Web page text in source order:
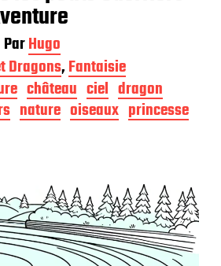
ParHugo
Dragons,Fantaisie
château ciel dragon
nature oiseaux princesse